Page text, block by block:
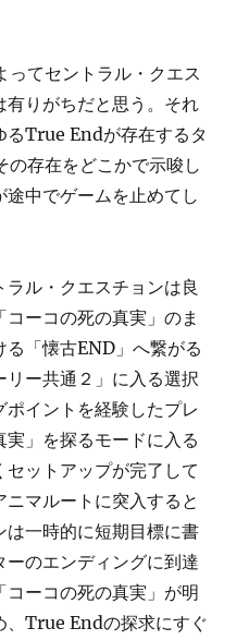
ってセントラル・クエス
りがちだと思う。それ
るTrue Endが存在するタ
の存在をどこかで示唆し
中でゲームを止めてし
ラル・クエスチョンは良
ーコの死の真実」のま
る「懐古END」へ繋がる
ー共通２」に入る選択
イントを経験したプレ
」を探るモードに入る
ットアップが完了して
マルートに突入すると
は一時的に短期目標に書
ーのエンディングに到達
コーコの死の真実」が明
、True Endの探求にすぐ